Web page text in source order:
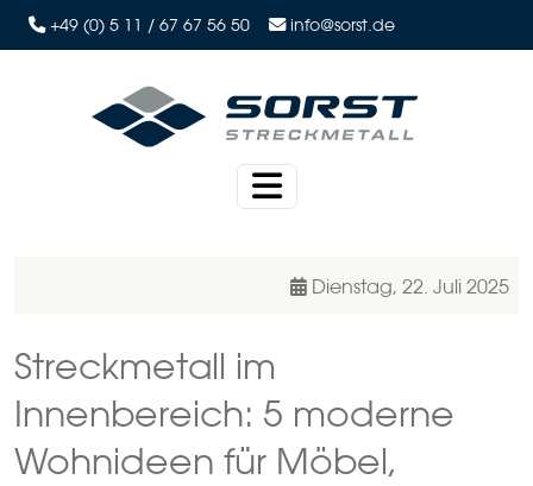
+49 (0) 5 11 / 67 67 56 50 info@sorst.de
Dienstag, 22. Juli 2025
Streckmetall im
Innenbereich: 5 moderne
Wohnideen für Möbel,